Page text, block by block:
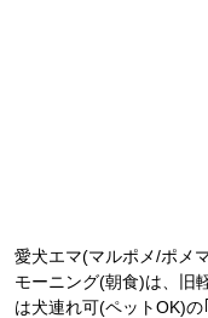
愛犬エマ(マルポメ/ポメ
モーニング(朝食)は、旧
は犬連れ可(ペットOK)